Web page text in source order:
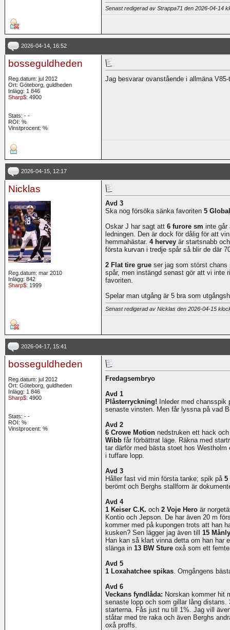
Senast redigerad av Strappa71 den 2026-04-14
2026-04-14, 16:52
bosseguldheden
Reg.datum: jul 2012
Ort: Göteborg, guldheden
Inlägg: 1 846
Sharp$: 4900
Stats: - -
ROI: %
Vinstprocent: %
Jag besvarar ovanstående i allmäna
2026-04-15, 12:17
Nicklas
Reg.datum: mar 2010
Inlägg: 842
Sharp$: 1999
Avd 3
Ska nog försöka sänka favoriten 5
Oskar J har sagt att 6 furore sm inte går
ledningen. Den är dock för dålig för att
hemmahästar. 4 hervey är startsnabb
första kurvan i tredje spår så blir de där
2 Flat tire grue ser jag som störst
spår, men instängd senast gör att vi inte
favoriten.
Spelar man utgång är 5 bra som
Senast redigerad av Nicklas den 2026-04-15
2026-04-17, 15:41
bosseguldheden
Reg.datum: jul 2012
Ort: Göteborg, guldheden
Inlägg: 1 846
Sharp$: 4900
Stats: - -
ROI: %
Vinstprocent: %
Fredagsembryo
Avd 1
Plåsterryckning! Inleder med chansspik
senaste vinsten. Men får lyssna på vad
Avd 2
6 Crowe Motion nedstruken ett hack
Wibb får förbättrat läge. Räkna med
tar därför med bästa stoet hos
i tuffare lopp.
Avd 3
Håller fast vid min första tanke; spik på 5
berömt och Berghs stallform är
Avd 4
1 Keiser C.K. och 2 Voje Hero är
Kontio och Jepson. De har även 20 m
kommer med på kupongen trots att han
kusken? Sen lägger jag även till 15
Han kan så klart vinna detta om han har
slänga in 13 BW Sture oxå som ett
Avd 5
1 Loxahatchee spikas. Omgångens
Avd 6
Veckans fyndlåda: Norskan kommer hit
senaste lopp och som gillar lång
starterna. Fås just nu till 1%. Jag vill
ståtar med tre raka och även Berghs
oxå proffs.